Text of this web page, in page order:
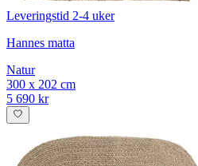
Leveringstid 2-4 uker
Hannes matta
Natur
300 x 202 cm
5 690 kr